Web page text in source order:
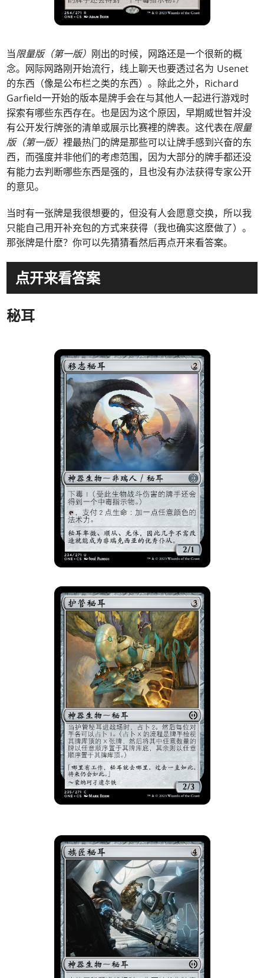
当限量版（第一版） 刚出的时候，网路还是一个很新的概
念。网际网路刚开始流行，线上聊天也要透过名为 Usenet
的东西（像是公布栏之类的东西）。除此之外，Richard
Garfield一开始的版本是牌手会在与其他人一起进行游戏时
探索有哪些东西存在。也是因为这个原因，早期威世智并没
有公开发行牌张的清单或展示比赛裡的牌表。这代表在限量
版（第一版）裡最热门的牌是那些可以让牌手感到兴奋的东
西，而强度并非他们的考虑范围，因为大部分的牌手都还没
有能力去判断哪些东西是强的，且也没有办法获得专家公开
的意见。
当时有一张牌是我很想要的，但没有人会愿意交换，所以我
只能自己用开补充包的方式来获得（我也确实这麽做了）。
那张牌是什麽？你可以先猜猜看然后再点开来看答案。
点开来看答案
秘耳